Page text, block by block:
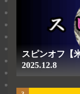
スピンオフ【
2025.12.8